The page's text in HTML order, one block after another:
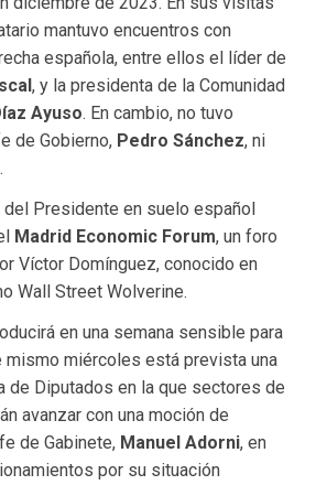
mantuvo encuentros con
española, entre ellos el líder de
, y la presidenta de la Comunidad
Ayuso. En cambio, no tuvo
de Gobierno, Pedro Sánchez, ni
.
del Presidente en suelo español
Madrid Economic Forum, un foro
Víctor Domínguez, conocido en
Wall Street Wolverine.
en una semana sensible para
mismo miércoles está prevista una
de Diputados en la que sectores de
avanzar con una moción de
de Gabinete, Manuel Adorni, en
por su situación